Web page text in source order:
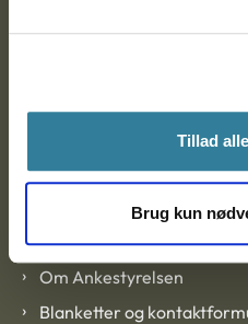
Tillad
Brug kun
Ankestyrelsen
EAN: 57 98 000 35 48 21
Om Ankestyrelsen
Om Ankestyrelsen
Blanketter og